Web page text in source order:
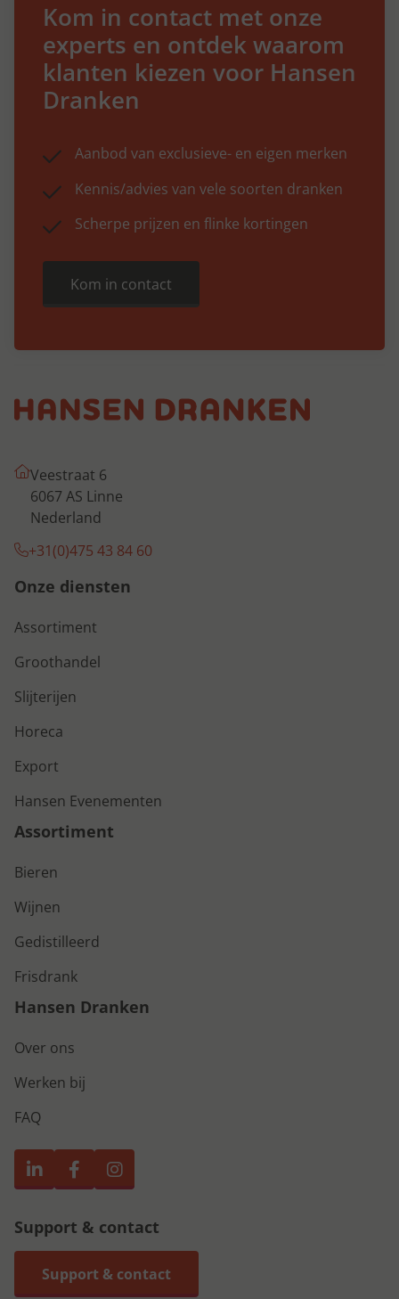
Kom in contact met onze
experts en ontdek waarom
klanten kiezen voor Hansen
Dranken
Aanbod van exclusieve- en eigen merken
Kennis/advies van vele soorten dranken
Scherpe prijzen en flinke kortingen
Kom in contact
Veestraat 6
6067 AS Linne
Nederland
+31(0)475 43 84 60
Onze diensten
Assortiment
Groothandel
Slijterijen
Horeca
Export
Hansen Evenementen
Assortiment
Bieren
Wijnen
Gedistilleerd
Frisdrank
Hansen Dranken
Over ons
Werken bij
FAQ
Support & contact
Support & contact